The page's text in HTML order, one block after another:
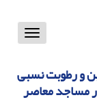
Toggle
و رطوبت نسبی
مساجد معاصر